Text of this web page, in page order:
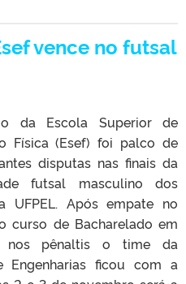
vence no futsal
da Escola Superior de
Física (Esef) foi palco de
disputas nas finais da
futsal masculino dos
UFPEL. Após empate no
curso de Bacharelado em
nos pênaltis o time da
Engenharias ficou com a